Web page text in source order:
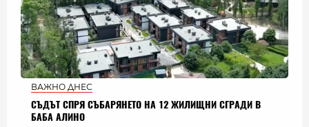
ВАЖНО ДНЕС
СЪДЪТ СПРЯ СЪБАРЯНЕТО НА 12 ЖИЛИЩНИ СГРАДИ В
БАБА АЛИНО